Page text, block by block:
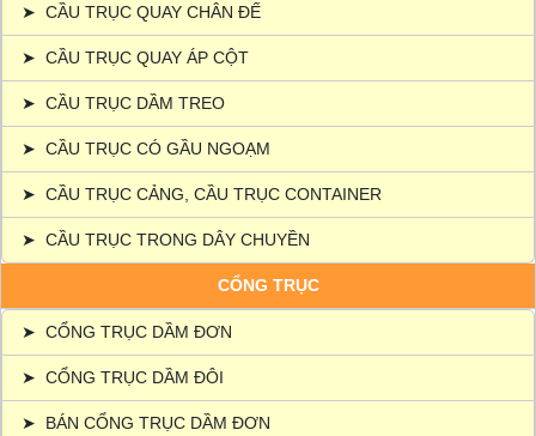
➤ CẦU TRỤC QUAY CHÂN ĐẾ
➤ CẦU TRỤC QUAY ÁP CỘT
➤ CẦU TRỤC DẦM TREO
➤ CẦU TRỤC CÓ GẦU NGOẠM
➤ CẦU TRỤC CẢNG, CẦU TRỤC CONTAINER
➤ CẦU TRỤC TRONG DÂY CHUYỀN
CỔNG TRỤC
➤ CỔNG TRỤC DẦM ĐƠN
➤ CỔNG TRỤC DẦM ĐÔI
➤ BÁN CỔNG TRỤC DẦM ĐƠN